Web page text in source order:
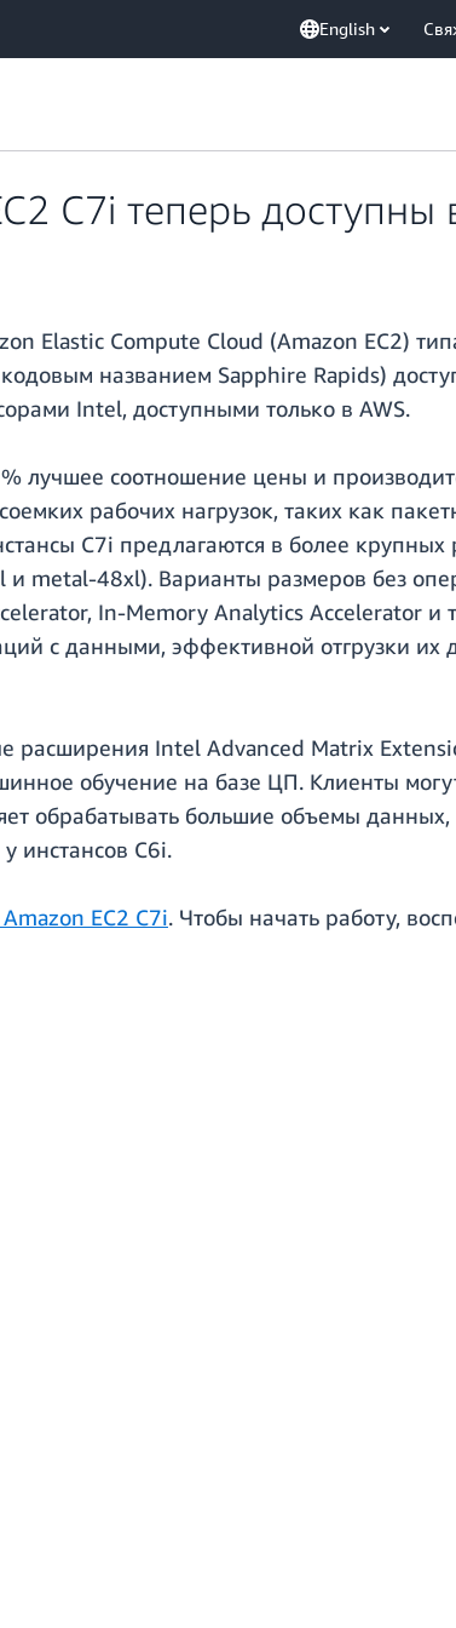
English
C7i теперь
Elastic Compute Cloud (Amazon EC2)
названием Sapphire Rapids)
Intel, доступными только в AWS.
лучшее соотношение цены и
рабочих нагрузок, таких как
C7i предлагаются в более крупных
metal-48xl). Варианты размеров без
In-Memory Analytics Accelerator и
с данными, эффективной отгрузки их
расширения Intel Advanced Matrix
обучение на базе ЦП. Клиенты
обрабатывать большие объемы
инстансов C6i.
EC2 C7i. Чтобы начать работу,